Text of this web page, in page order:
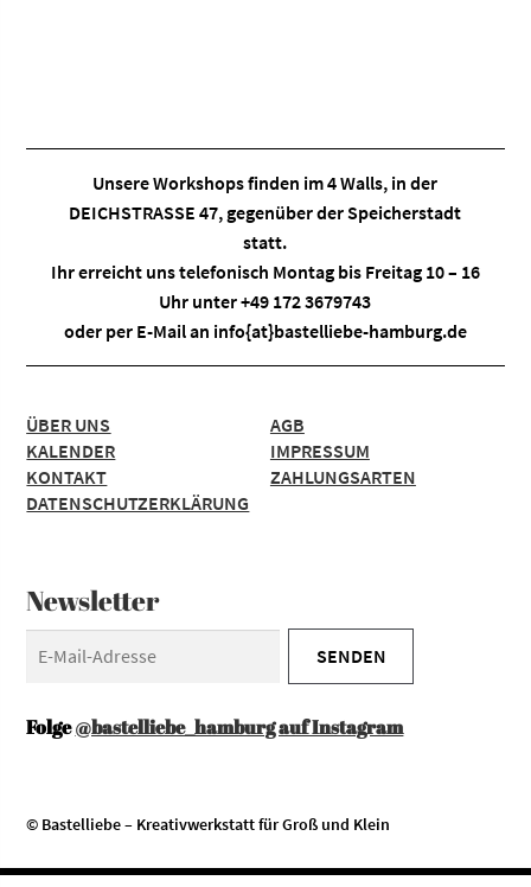
Unsere Workshops finden im4 Walls, in der
DEICHSTRASSE 47, gegenüber der Speicherstadt
statt.
Ihr erreicht uns telefonisch Montag bis Freitag 10 – 16
Uhr unter +49 172 3679743
oder per E-Mail an info{at}bastelliebe-hamburg.de
ÜBER UNS
KALENDER
KONTAKT
DATENSCHUTZERKLÄRUNG
AGB
IMPRESSUM
ZAHLUNGSARTEN
Newsletter
Folge@bastelliebe_hamburg auf Instagram
© Bastelliebe – Kreativwerkstatt für Groß und Klein